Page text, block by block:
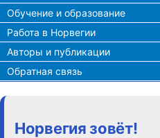
Обучение и образование
Работа в Норвегии
Авторы и публикации
Обратная связь
Норвегия зовёт!